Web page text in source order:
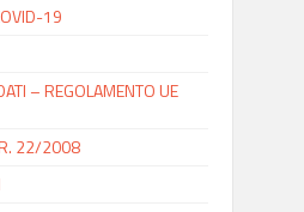
19
– REGOLAMENTO UE
22/2008